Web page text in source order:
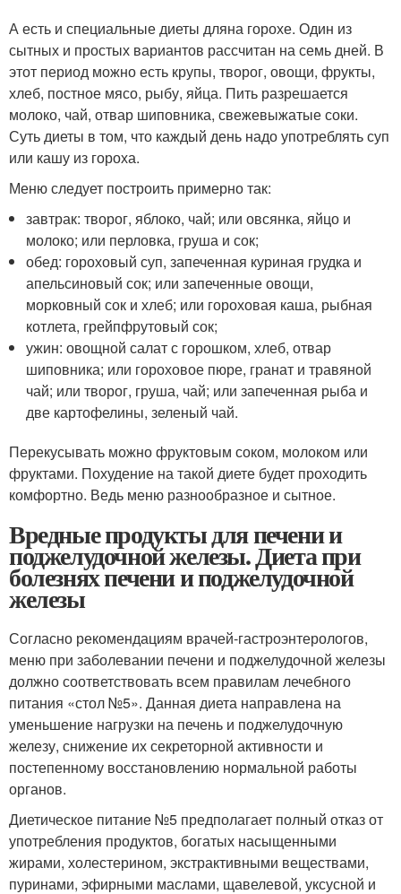
А есть и специальные диеты дляна горохе. Один из
сытных и простых вариантов рассчитан на семь дней. В
этот период можно есть крупы, творог, овощи, фрукты,
хлеб, постное мясо, рыбу, яйца. Пить разрешается
молоко, чай, отвар шиповника, свежевыжатые соки.
Суть диеты в том, что каждый день надо употреблять суп
или кашу из гороха.
Меню следует построить примерно так:
завтрак: творог, яблоко, чай; или овсянка, яйцо и
молоко; или перловка, груша и сок;
обед: гороховый суп, запеченная куриная грудка и
апельсиновый сок; или запеченные овощи,
морковный сок и хлеб; или гороховая каша, рыбная
котлета, грейпфрутовый сок;
ужин: овощной салат с горошком, хлеб, отвар
шиповника; или гороховое пюре, гранат и травяной
чай; или творог, груша, чай; или запеченная рыба и
две картофелины, зеленый чай.
Перекусывать можно фруктовым соком, молоком или
фруктами. Похудение на такой диете будет проходить
комфортно. Ведь меню разнообразное и сытное.
Вредные продукты для печени и
поджелудочной железы. Диета при
болезнях печени и поджелудочной
железы
Согласно рекомендациям врачей-гастроэнтерологов,
меню при заболевании печени и поджелудочной железы
должно соответствовать всем правилам лечебного
питания «стол №5». Данная диета направлена на
уменьшение нагрузки на печень и поджелудочную
железу, снижение их секреторной активности и
постепенному восстановлению нормальной работы
органов.
Диетическое питание №5 предполагает полный отказ от
употребления продуктов, богатых насыщенными
жирами, холестерином, экстрактивными веществами,
пуринами, эфирными маслами, щавелевой, уксусной и